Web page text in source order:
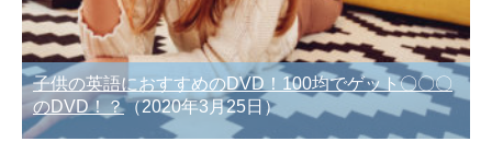
子供の英語におすすめのDVD！100均でゲット〇〇〇
のDVD！？（2020年3月25日）